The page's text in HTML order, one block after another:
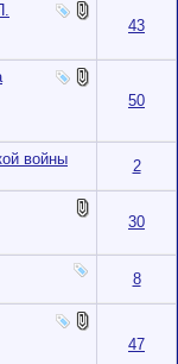
43
50
войны 2
30
8
47